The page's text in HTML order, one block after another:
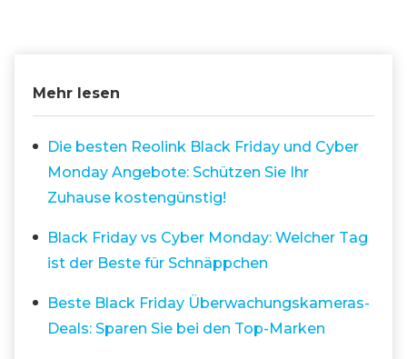
Mehr lesen
Die besten Reolink Black Friday und Cyber
Monday Angebote: Schützen Sie Ihr
Zuhause kostengünstig!
Black Friday vs Cyber Monday: Welcher Tag
ist der Beste für Schnäppchen
Beste Black Friday Überwachungskameras-
Deals: Sparen Sie bei den Top-Marken